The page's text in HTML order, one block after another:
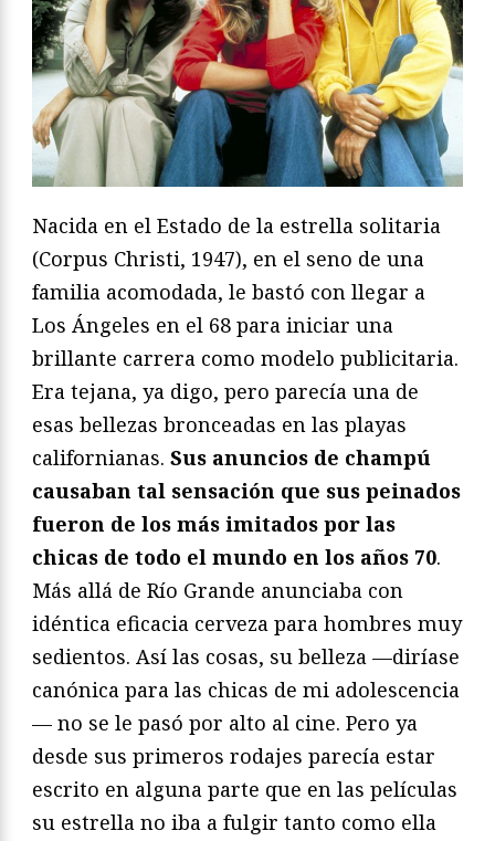
Nacida en el Estado de la estrella solitaria
(Corpus Christi, 1947), en el seno de una
familia acomodada, le bastó con llegar a
Los Ángeles en el 68 para iniciar una
brillante carrera como modelo publicitaria.
Era tejana, ya digo, pero parecía una de
esas bellezas bronceadas en las playas
californianas. Sus anuncios de champú
causaban tal sensación que sus peinados
fueron de los más imitados por las
chicas de todo el mundo en los años 70.
Más allá de Río Grande anunciaba con
idéntica eficacia cerveza para hombres muy
sedientos. Así las cosas, su belleza —diríase
canónica para las chicas de mi adolescencia
— no se le pasó por alto al cine. Pero ya
desde sus primeros rodajes parecía estar
escrito en alguna parte que en las películas
su estrella no iba a fulgir tanto como ella